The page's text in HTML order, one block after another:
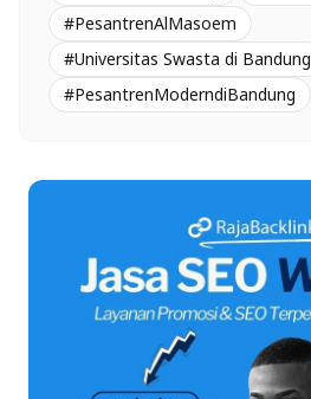
#PesantrenAlMasoem
#Universitas Swasta di Bandung
#PesantrenModerndiBandung